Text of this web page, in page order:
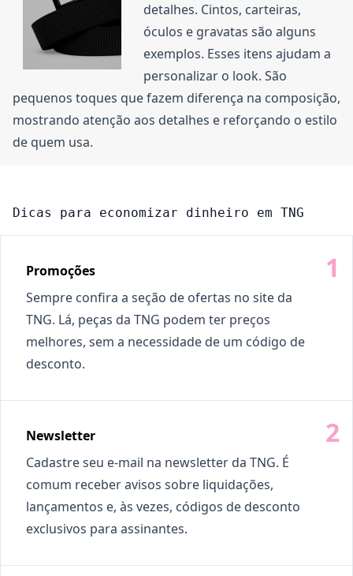
detalhes. Cintos, carteiras,
óculos e gravatas são alguns
exemplos. Esses itens ajudam a
personalizar o look. São
pequenos toques que fazem diferença na composição,
mostrando atenção aos detalhes e reforçando o estilo
de quem usa.
Dicas para economizar dinheiro em TNG
Promoções
Sempre confira a seção de ofertas no site da
TNG. Lá, peças da TNG podem ter preços
melhores, sem a necessidade de um código de
desconto.
Newsletter
Cadastre seu e-mail na newsletter da TNG. É
comum receber avisos sobre liquidações,
lançamentos e, às vezes, códigos de desconto
exclusivos para assinantes.